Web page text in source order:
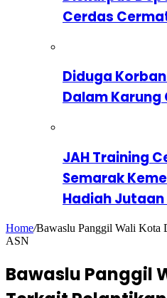
Cerdas
Diduga
Dalam Karung
JAH Training
Semarak
Hadiah Jutaan
Home/Bawaslu Panggil Wali Kota
ASN
Bawaslu Panggil